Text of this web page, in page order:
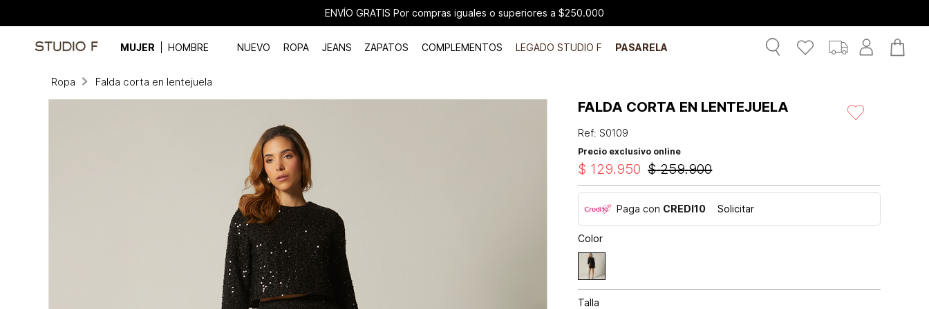
ENVÍO GRATIS Por compras iguales o superiores a $250.000
MUJER HOMBRE NUEVO ROPA JEANS ZAPATOS COMPLEMENTOS LEGADO STUDIO F PASARELA
Ropa Falda corta en lentejuela
FALDA CORTA EN LENTEJUELA
Ref:S0109
Precio exclusivo online
$ 259.900
$ 129.950
Paga con CREDI10 Solicitar
Color
Talla